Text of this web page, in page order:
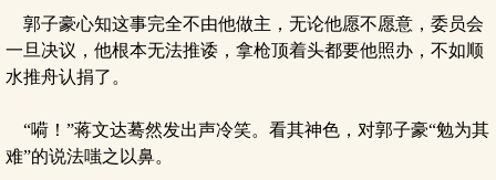
郭子豪心知这事完全不由他做主，无论他愿不愿意，委员会
一旦决议，他根本无法推诿，拿枪顶着头都要他照办，不如顺
水推舟认捐了。
“嗬！”蒋文达蓦然发出声冷笑。看其神色，对郭子豪“勉为其
难”的说法嗤之以鼻。